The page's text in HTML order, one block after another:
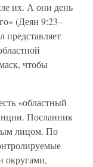
их. А они день
(Деян 9:23–
чтобы
«областный
Посланник
лицом. По
округами,